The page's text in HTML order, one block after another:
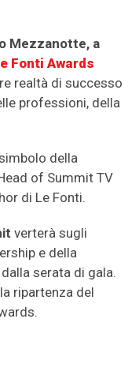
Mezzanotte, a
Fonti Awards
realtà di successo
professioni, della
della
of Summit TV
di Le Fonti.
verterà sugli
e della
serata di gala.
ripartenza del